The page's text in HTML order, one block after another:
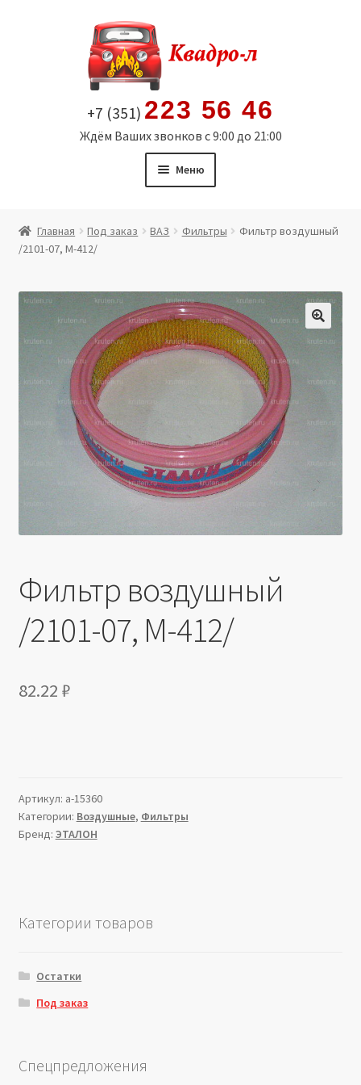
содержимому
+7 (351) 223 56 46
Ждём Ваших звонков с 9:00 до 21:00
Меню
Витрина
Мой аккаунт
Политика в отношении обработки персональных
данных
Производители
Юридические данные
Главная Под заказ ВАЗ Фильтры
Фильтр воздушный
/2101-07, М-412/
🔍
Фильтр воздушный
/2101-07, М-412/
82.22 ₽
Артикул: a-15360
Категории: Воздушные, Фильтры
Бренд: ЭТАЛОН
Категории товаров
Остатки
Под заказ
Спецпредложения